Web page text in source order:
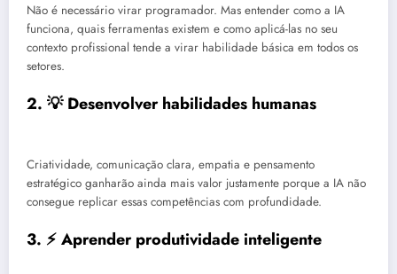
Não é necessário virar programador. Mas entender como a IA
funciona, quais ferramentas existem e como aplicá-las no seu
contexto profissional tende a virar habilidade básica em todos os
setores.
2. 💡 Desenvolver habilidades humanas
Criatividade, comunicação clara, empatia e pensamento
estratégico ganharão ainda mais valor justamente porque a IA não
consegue replicar essas competências com profundidade.
3. ⚡ Aprender produtividade inteligente